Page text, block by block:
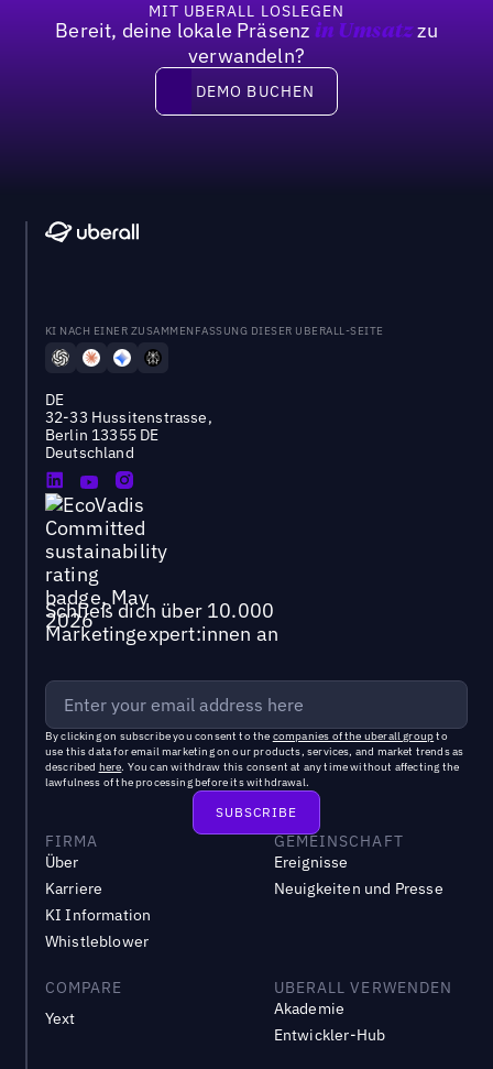
MIT UBERALL LOSLEGEN
Bereit, deine lokale Präsenz in Umsatzzu
verwandeln?
DEMO BUCHEN
DEMO BUCHEN
KI NACH EINER ZUSAMMENFASSUNG DIESER UBERALL-SEITE
DE
32-33 Hussitenstrasse,
Berlin 13355 DE
Deutschland
Schließ dich über 10.000
Marketingexpert:innen an
By clicking on subscribe you consent to the companies of the uberall groupto
use this data for email marketing on our products, services, and market trends as
described here. You can withdraw this consent at any time without affecting the
lawfulness of the processing before its withdrawal.
FIRMA
Über
Karriere
KI Information
Whistleblower
GEMEINSCHAFT
Ereignisse
Neuigkeiten und Presse
COMPARE
Yext
UBERALL VERWENDEN
Akademie
Entwickler-Hub